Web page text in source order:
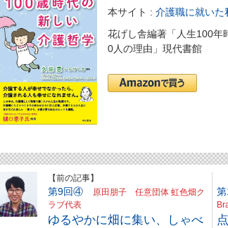
本サイト :介護職に就いた
花げし舎編著「人生100年
0人の理由」現代書館
【前の記事】
第9回④
原田朋子 任意団体 虹色畑ク
ラブ代表
ゆるやかに畑に集い、しゃべ